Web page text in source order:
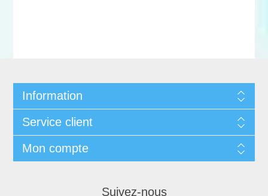
Information
Service client
Mon compte
Suivez-nous